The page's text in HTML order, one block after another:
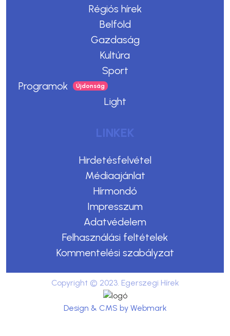
Régiós hírek
Belföld
Gazdaság
Kultúra
Sport
Programok
Light
LINKEK
Hirdetésfelvétel
Médiaajánlat
Hírmondó
Impresszum
Adatvédelem
Felhasználási feltételek
Kommentelési szabályzat
Copyright © 2023. Egerszegi Hírek
Design & CMS by Webmark